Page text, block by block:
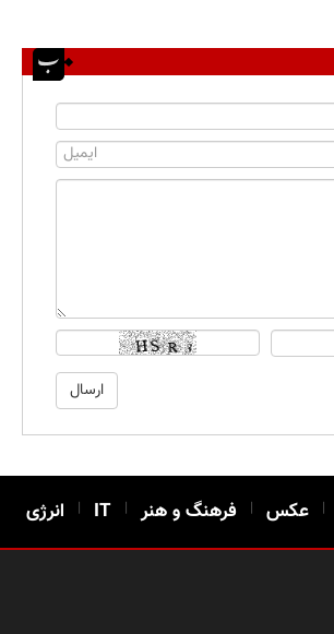
| عکس | فرهنگ و هنر |
IT
| انرژی